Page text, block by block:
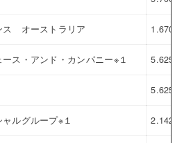
オーストラリア 1.670%
ス・アンド・カンパニー※１ 5.625%
5.625%
ルグループ※１ 2.142%